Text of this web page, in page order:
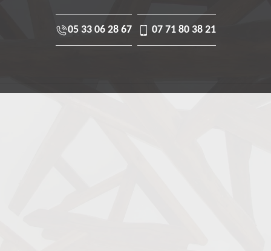
05 33 06 28 67 07 71 80 38 21